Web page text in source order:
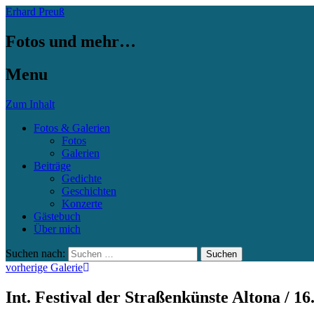
Erhard Preuß
Fotos und mehr…
Menu
Zum Inhalt
Fotos & Galerien
Fotos
Galerien
Beiträge
Gedichte
Geschichten
Konzerte
Gästebuch
Über mich
Suchen nach:
vorherige Galerie
Int. Festival der Straßenkünste Altona /